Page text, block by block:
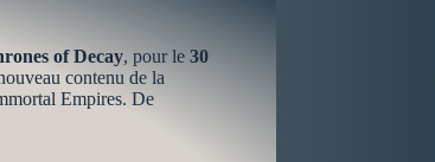
of Decay, pour le 30
contenu de la
Empires. De